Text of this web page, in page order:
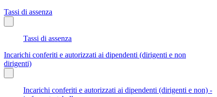
Tassi di assenza
Tassi di assenza
Incarichi conferiti e autorizzati ai dipendenti (dirigenti e non
dirigenti)
Incarichi conferiti e autorizzati ai dipendenti (dirigenti e non) -